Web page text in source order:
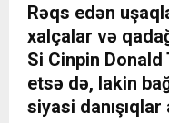
Rəqs edən
xalçalar və
Si Cinpin Donald
etsə də, lakin
siyasi danışıqlar